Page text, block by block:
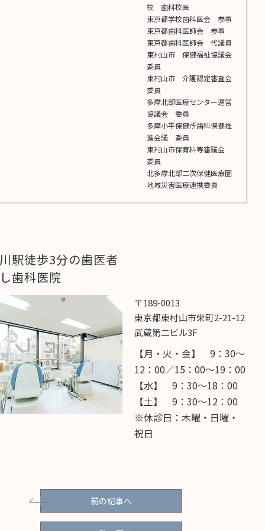
校 歯科校医
東京都学校歯科医会 参事
東京都歯科医師会 参事
東京都歯科医師会 代議員
東村山市 保健福祉協議会
委員
東村山市 介護認定審査会
委員
多摩北部医療センター運営
協議会 委員
多摩小平保健所歯科保健推
進会議 委員
東村山市保育料等審議会
委員
北多摩北部二次保健医療圏
地域災害医療連携委員
駅徒歩3分の歯医者
歯科医院
〒189-0013
東京都東村山市栄町2-21-12
武蔵第二ビル3F
【月・火・金】 9：30～
12：00／15：00～19：00
【水】 9：30～18：00
【土】 9：30～12：00
※休診日：木曜・日曜・
祝日
前の記事へ